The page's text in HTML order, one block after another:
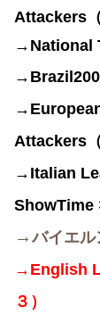
Attackers
→ National
Attackers
→ Italian
ShowTime
→バイエ
→ English
３）